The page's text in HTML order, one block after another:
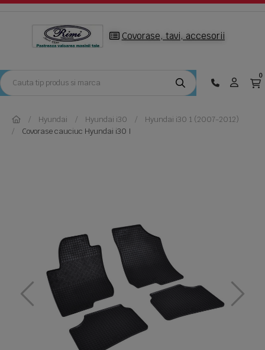
Covorase, tavi, accesorii
0
Hyundai Hyundai i30
Hyundai i30 1 (2007-2012)
Covorase cauciuc Hyundai i30 I